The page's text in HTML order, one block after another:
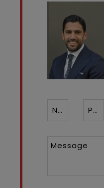
Nom* Prénom
Message